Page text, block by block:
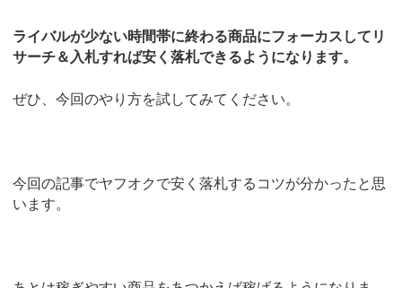
ライバルが少ない時間帯に終わる商品にフォーカスしてリ
サーチ＆入札すれば安く落札できるようになります。
ぜひ、今回のやり方を試してみてください。
今回の記事でヤフオクで安く落札するコツが分かったと思
います。